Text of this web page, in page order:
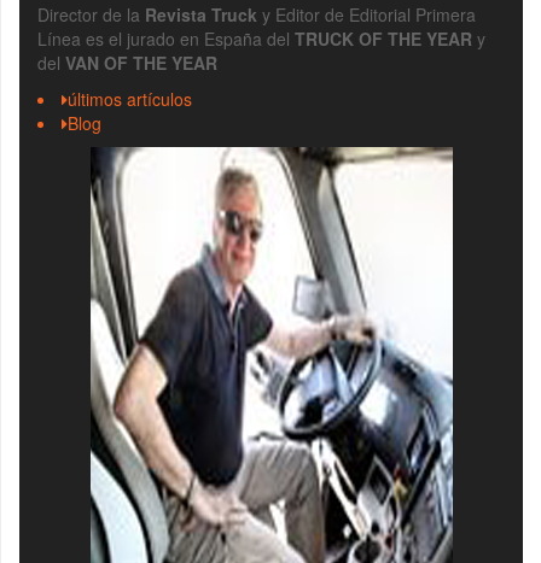
Director de la Revista Truck y Editor de Editorial Primera
Línea es el jurado en España del TRUCK OF THE YEAR y
del VAN OF THE YEAR
últimos artículos
Blog